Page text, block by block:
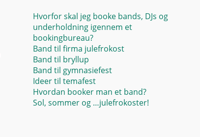
Hvorfor skal jeg booke bands, DJs og
underholdning igennem et
bookingbureau?
Band til firma julefrokost
Band til bryllup
Band til gymnasiefest
Ideer til temafest
Hvordan booker man et band?
Sol, sommer og …julefrokoster!